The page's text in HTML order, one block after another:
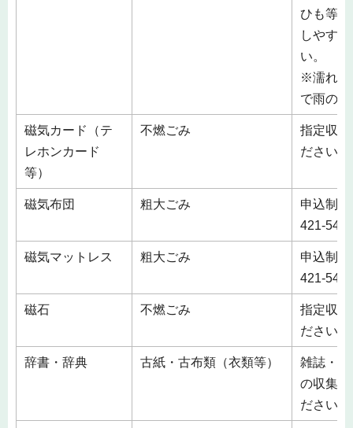
ひも等
しやす
い。
※濡れる
で雨の
磁気カード（テ
レホンカード
等）
不燃ごみ
指定収
ださい。
磁気布団 粗大ごみ
申込制
421-
磁気マットレス 粗大ごみ
申込制
421-
磁石 不燃ごみ
指定収
ださい。
辞書・辞典 古紙・古布類（衣類等）
雑誌・
の収集
ださい。